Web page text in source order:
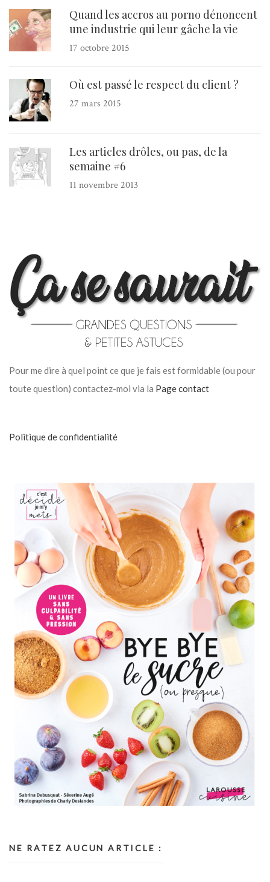
Quand les accros au porno dénoncent
une industrie qui leur gâche la vie
17 octobre 2015
Où est passé le respect du client ?
27 mars 2015
Les articles drôles, ou pas, de la
semaine #6
11 novembre 2013
Pour me dire à quel point ce que je fais est formidable (ou pour
toute question) contactez-moi via la Page contact
Politique de confidentialité
NE RATEZ AUCUN ARTICLE :